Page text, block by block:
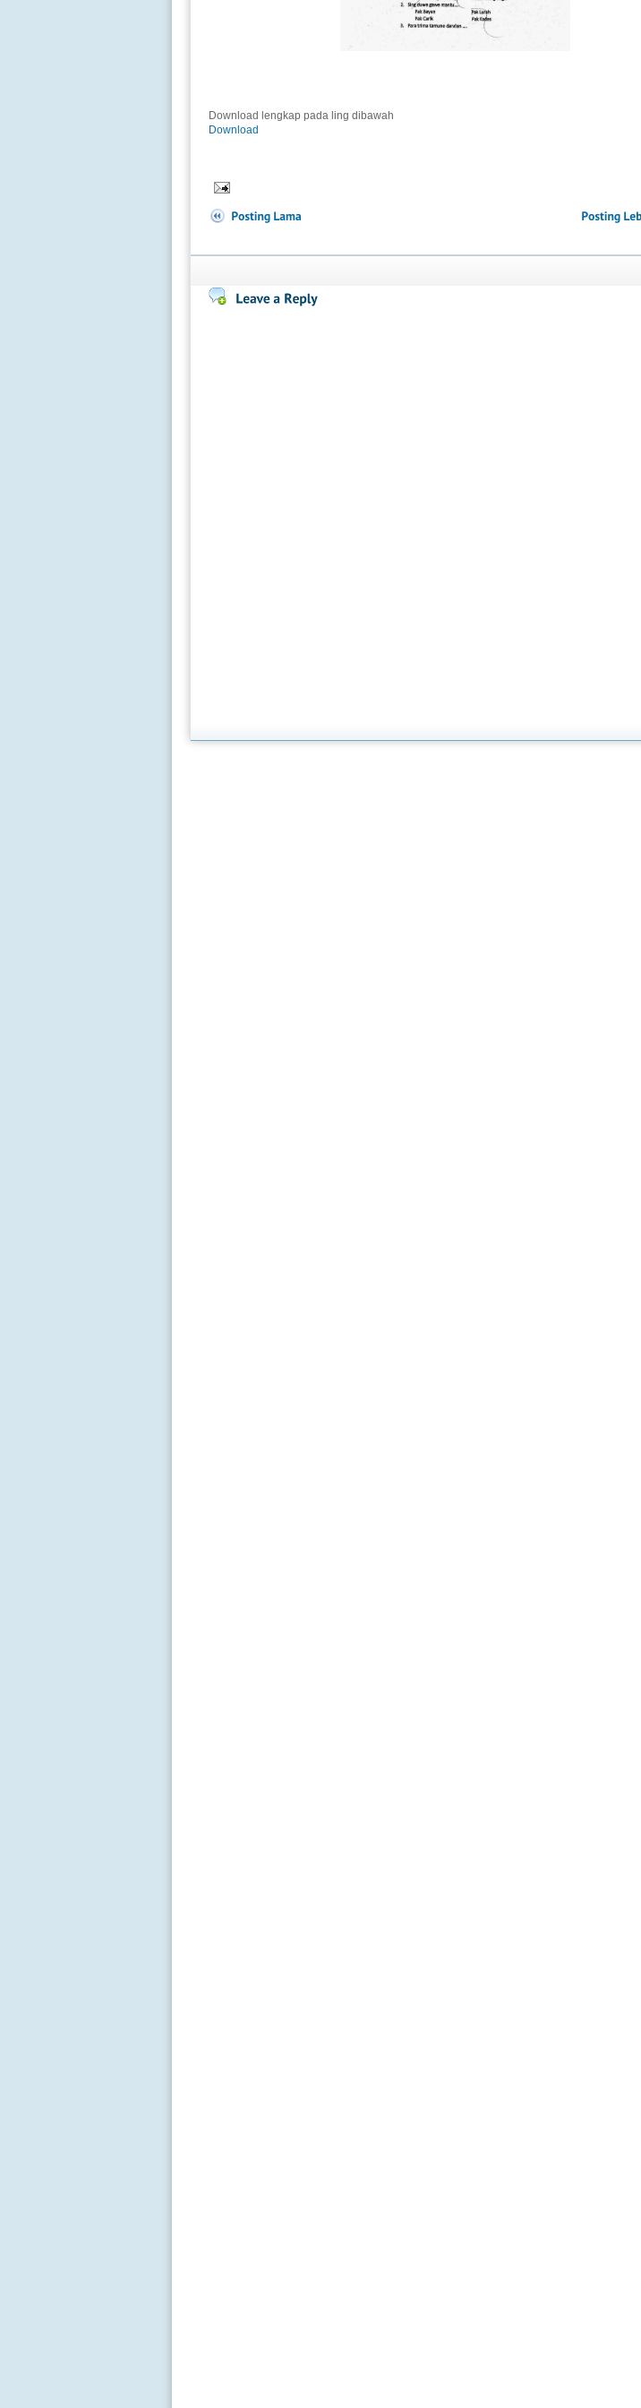
Download lengkap pada ling dibawah
Download